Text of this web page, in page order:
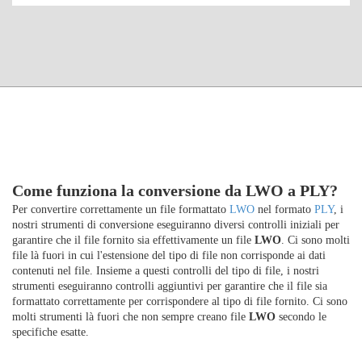
Come funziona la conversione da LWO a PLY?
Per convertire correttamente un file formattato LWO nel formato PLY, i
nostri strumenti di conversione eseguiranno diversi controlli iniziali per
garantire che il file fornito sia effettivamente un file LWO. Ci sono molti
file là fuori in cui l'estensione del tipo di file non corrisponde ai dati
contenuti nel file. Insieme a questi controlli del tipo di file, i nostri
strumenti eseguiranno controlli aggiuntivi per garantire che il file sia
formattato correttamente per corrispondere al tipo di file fornito. Ci sono
molti strumenti là fuori che non sempre creano file LWO secondo le
specifiche esatte.